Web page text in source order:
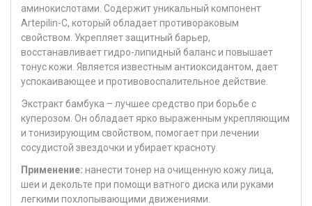
аминокислотами. Содержит уникальный компонент
Artepilin-C, который обладает противораковым
свойством. Укрепляет защитный барьер,
восстанавливает гидро-липидный баланс и повышает
тонус кожи. Является известным антиоксидантом, дает
успокаивающее и противовоспалительное действие.
Экстракт бамбука – лучшее средство при борьбе с
куперозом. Он обладает ярко выраженным укрепляющим
и тонизирующим свойством, помогает при лечении
сосудистой звездочки и убирает красноту.
Применение: нанести тонер на очищенную кожу лица,
шеи и декольте при помощи ватного диска или руками
легкими похлопывающими движениями.